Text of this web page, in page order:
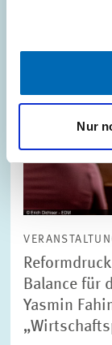
Nur
Balance für
Yasmin